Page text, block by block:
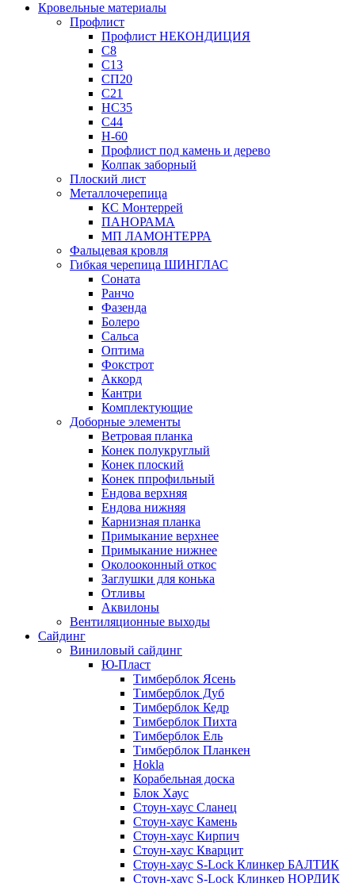
Кровельные материалы
Профлист
Профлист НЕКОНДИЦИЯ
С8
С13
СП20
С21
НС35
С44
Н-60
Профлист под камень и дерево
Колпак заборный
Плоский лист
Металлочерепица
КС Монтеррей
ПАНОРАМА
МП ЛАМОНТЕРРА
Фальцевая кровля
Гибкая черепица ШИНГЛАС
Соната
Ранчо
Фазенда
Болеро
Сальса
Оптима
Фокстрот
Аккорд
Кантри
Комплектующие
Доборные элементы
Ветровая планка
Конек полукруглый
Конек плоский
Конек ппрофильный
Ендова верхняя
Ендова нижняя
Карнизная планка
Примыкание верхнее
Примыкание нижнее
Околооконный откос
Заглушки для конька
Отливы
Аквилоны
Вентиляционные выходы
Сайдинг
Виниловый сайдинг
Ю-Пласт
Тимберблок Ясень
Тимберблок Дуб
Тимберблок Кедр
Тимберблок Пихта
Тимберблок Ель
Тимберблок Планкен
Hokla
Корабельная доска
Блок Хаус
Стоун-хаус Сланец
Стоун-хаус Камень
Стоун-хаус Кирпич
Стоун-хаус Кварцит
Стоун-хаус S-Lock Клинкер БАЛТИК
Стоун-хаус S-Lock Клинкер НОРДИК